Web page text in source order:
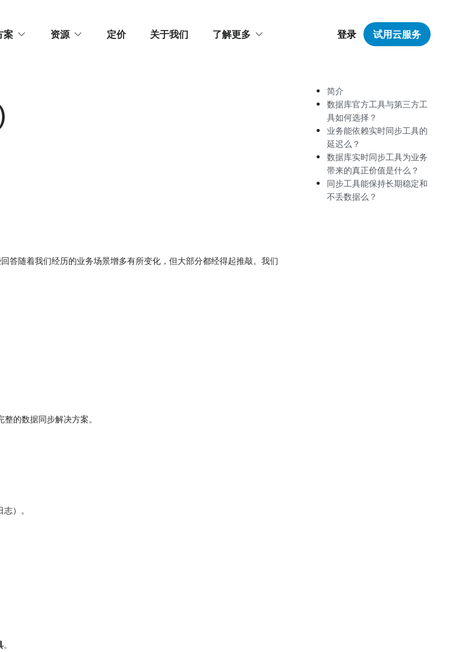
案 资源 定价 关于我们 了解更多 登录 试用云服务
答随着我们经历的业务场景增多有所变化，但大部分都经得起推敲。我们
的数据同步解决方案。
）。
。
简介
数据库官方工具与第三方工
具如何选择？
业务能依赖实时同步工具的
延迟么？
数据库实时同步工具为业务
带来的真正价值是什么？
同步工具能保持长期稳定和
不丢数据么？